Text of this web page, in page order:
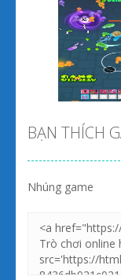
BẠN THÍCH
Nhúng game